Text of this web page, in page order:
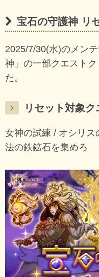
宝石の守護神 リ
2025/7/30(水)のメン
神」の一部クエスト
た。
リセット対象ク
女神の試練 / オシリス
法の鉄鉱石を集めろ